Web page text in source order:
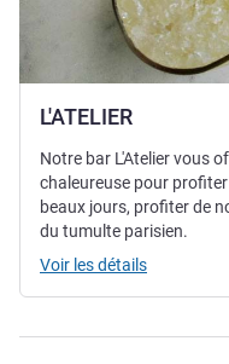
L'ATELIER
Notre bar L'Atelier vous
chaleureuse pour
beaux jours, profiter de
du tumulte parisien.
Voir les détails